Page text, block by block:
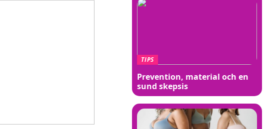
TIPS
Prevention, material och en
sund skepsis